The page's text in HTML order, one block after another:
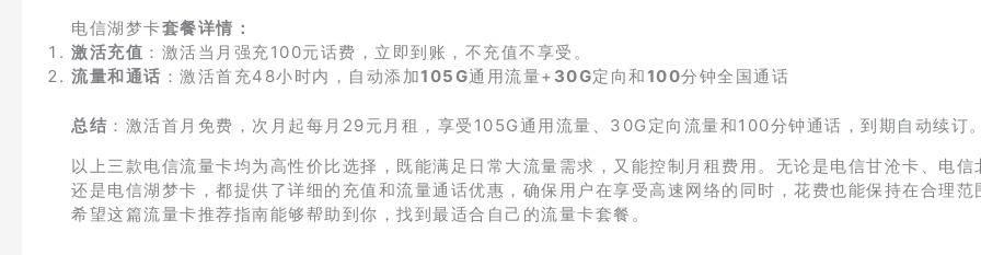
电信湖梦卡套餐详情：
激活充值 ：激活当月强充100元话费，立即到账，不充值不享受。
流量和通话 ：激活首充48小时内，自动添加105G通用流量+ 30G定向和100分钟全国通话
总结 ：激活首月免费，次月起每月29元月租，享受105G通用流量、30G定向流量和100分钟通话，到期自动续订
以上三款电信流量卡均为高性价比选择，既能满足日常大流量需求，又能控制月租费用。无论是电信甘沧卡、电信
还是电信湖梦卡，都提供了详细的充值和流量通话优惠，确保用户在享受高速网络的同时，花费也能保持在合理范
希望这篇流量卡推荐指南能够帮助到你，找到最适合自己的流量卡套餐。